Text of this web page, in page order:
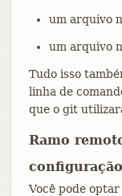
um arquivo
um arquivo
Tudo isso
linha de
que o git
Ramo
configuração
Você pode